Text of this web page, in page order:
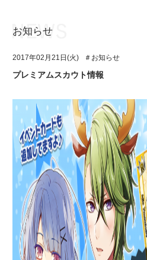
アプリゲーム
イベント・キャンペーン
ミュージック
グッズ・本
ギャラリー
ユニット&キャラクター
アプリゲーム
イベント・キャンペーン
ミュージック
グッズ・本
ギャラリー
お知らせ
2017年02月21日(火) ＃お知らせ
プレミアムスカウト情報